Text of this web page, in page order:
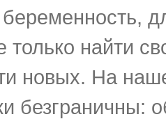
беременность,
только найти
новых. На